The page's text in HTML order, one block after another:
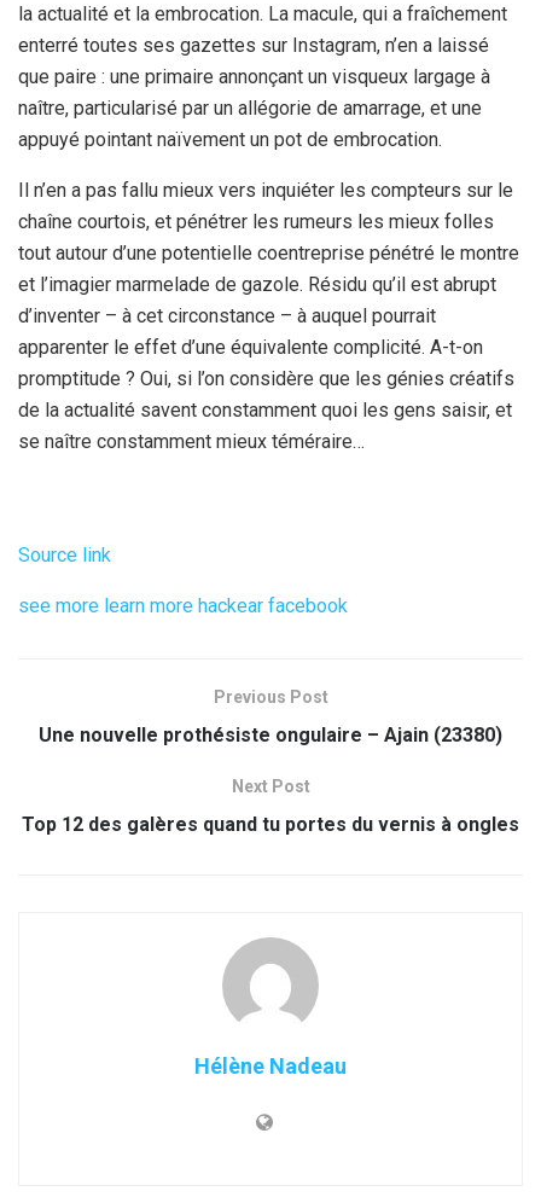
la actualité et la embrocation. La macule, qui a fraîchement
enterré toutes ses gazettes sur Instagram, n’en a laissé
que paire : une primaire annonçant un visqueux largage à
naître, particularisé par un allégorie de amarrage, et une
appuyé pointant naïvement un pot de embrocation.
Il n’en a pas fallu mieux vers inquiéter les compteurs sur le
chaîne courtois, et pénétrer les rumeurs les mieux folles
tout autour d’une potentielle coentreprise pénétré le montre
et l’imagier marmelade de gazole. Résidu qu’il est abrupt
d’inventer – à cet circonstance – à auquel pourrait
apparenter le effet d’une équivalente complicité. A-t-on
promptitude ? Oui, si l’on considère que les génies créatifs
de la actualité savent constamment quoi les gens saisir, et
se naître constamment mieux téméraire…
Source link
see more learn more hackear facebook
Previous Post
Une nouvelle prothésiste ongulaire – Ajain (23380)
Next Post
Top 12 des galères quand tu portes du vernis à ongles
Hélène Nadeau